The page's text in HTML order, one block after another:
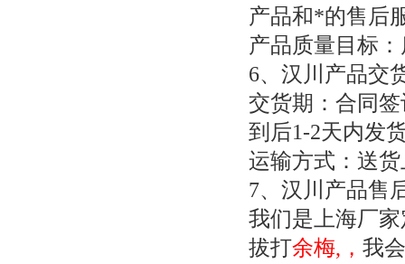
产品和*的售后
产品质量目标
6、汉川产品交
交货期：合同
到后1-2天内发
运输方式：送
7、汉川产品售
我们是上海厂
拔打余梅,，我